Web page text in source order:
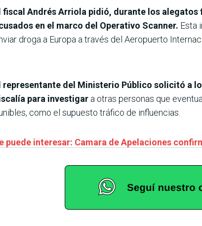
fiscal Andrés Arriola pidió, durante los alegatos
en el marco del Operativo Scanner. Esta
droga a Europa a través del Aeropuerto
representante del Ministerio Público solicitó a
para investigar a otras personas que
como el supuesto tráfico de influencias.
puede interesar: Camara de Apelaciones